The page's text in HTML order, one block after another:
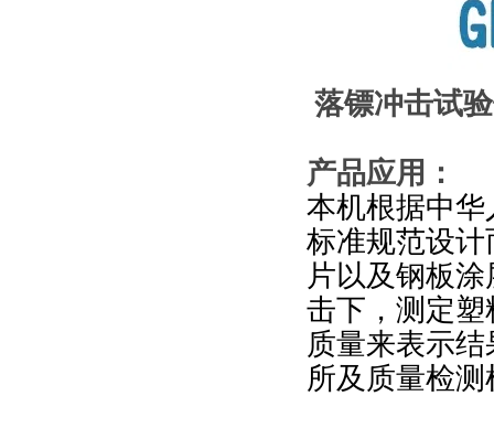
落镖冲击试
产品应用：
本机根据中
标准规范设
片以及钢板
击下，测定
质量来表示
所及质量检